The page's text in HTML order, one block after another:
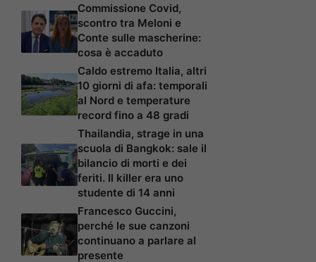
Commissione Covid,
scontro tra Meloni e
Conte sulle mascherine:
cosa è accaduto
Caldo estremo Italia, altri
10 giorni di afa: temporali
al Nord e temperature
record fino a 48 gradi
Thailandia, strage in una
scuola di Bangkok: sale il
bilancio di morti e dei
feriti. Il killer era uno
studente di 14 anni
Francesco Guccini,
perché le sue canzoni
continuano a parlare al
presente